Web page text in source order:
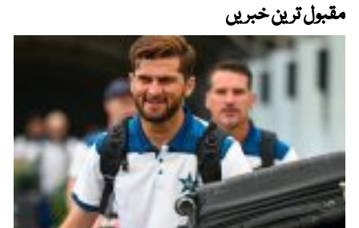
مقبول ترین خبریں